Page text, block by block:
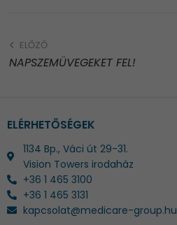
ELŐZŐ
NAPSZEMÜVEGEKET FEL!
ELÉRHETŐSÉGEK
1134 Bp., Váci út 29-31.
Vision Towers irodaház
+36 1 465 3100
+36 1 465 3131
kapcsolat@medicare-group.hu